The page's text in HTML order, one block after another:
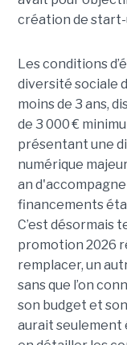
création de start-
Les conditions
diversité sociale
moins de 3 ans,
de 3 000 €
présentant une
numérique
an
financements
C’est désormais
promotion 2026
remplacer, un
sans que l’on
son budget et
aurait seulement